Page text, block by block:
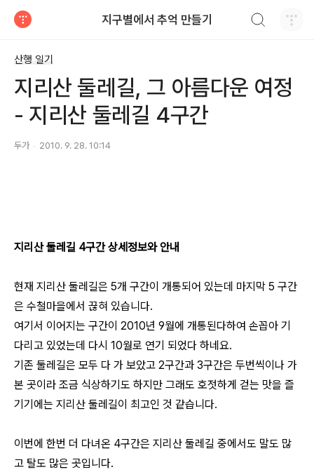
지구별에서 추억 만들기
산행 일기
지리산 둘레길, 그 아름다운 여정
- 지리산 둘레길 4구간
두가 2010. 9. 28. 10:14
지리산 둘레길 4구간 상세정보와 안내
현재 지리산 둘레길은 5개 구간이 개통되어 있는데 마지막 5 구간
은 수철마을에서 끊혀 있습니다.
여기서 이어지는 구간이 2010년 9월에 개통된다하여 손꼽아 기
다리고 있었는데 다시 10월로 연기 되었다 하네요.
기존 둘레길은 모두 다 가 보았고 2구간과 3구간은 두번씩이나 가
본 곳이라 조금 식상하기도 하지만 그래도 호젓하게 걷는 맛을 즐
기기에는 지리산 둘레길이 최고인 것 같습니다.
이번에 한번 더 다녀온 4구간은 지리산 둘레길 중에서도 말도 많
고 탈도 많은 곳입니다.